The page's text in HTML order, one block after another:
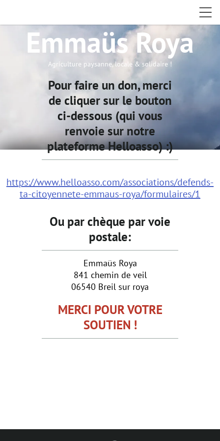
Emmaüs Roya
Agriculture paysanne, locale & solidaire !
Pour faire un don, merci
de cliquer sur le bouton
ci-dessous (qui vous
renvoie sur notre
plateforme Helloasso) :)
https://www.helloasso.com/associations/defends-
ta-citoyennete-emmaus-roya/formulaires/1
Ou par chèque par voie
postale:
Emmaüs Roya
841 chemin de veil
06540 Breil sur roya
MERCI POUR VOTRE
SOUTIEN !